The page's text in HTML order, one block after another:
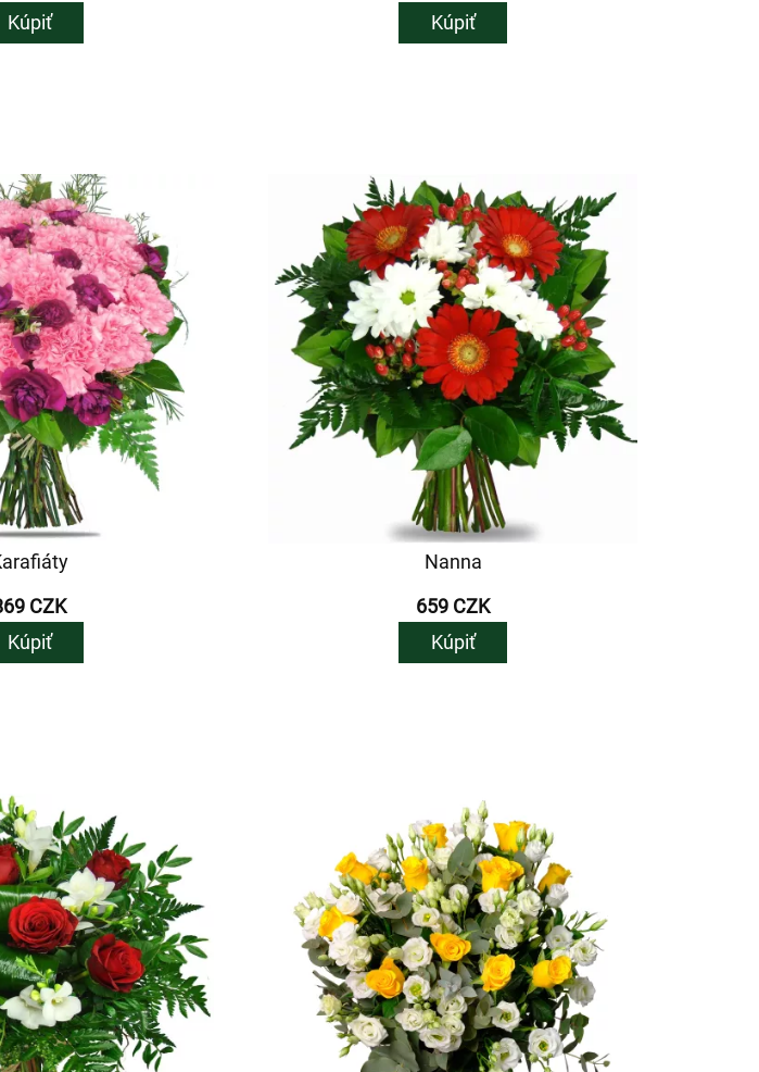
Kúpiť
Kúpiť
CZK
Kúpiť
Nanna
659 CZK
Kúpiť